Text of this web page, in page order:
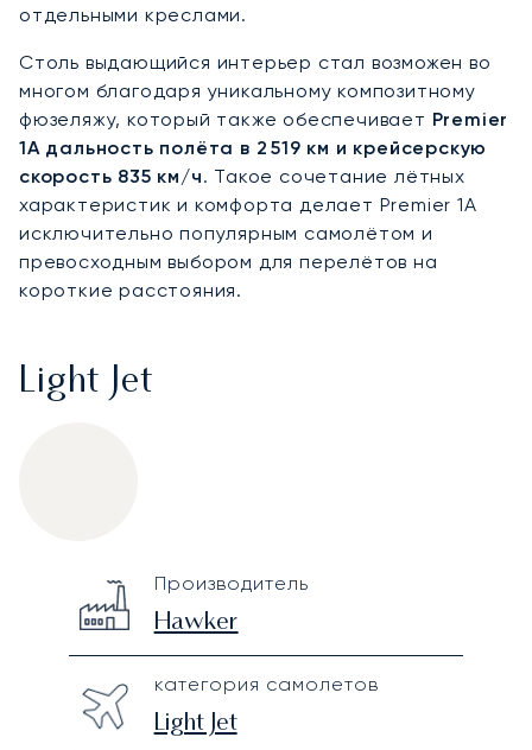
отдельными креслами.
Столь выдающийся интерьер стал возможен во
многом благодаря уникальному композитному
фюзеляжу, который также обеспечивает Premier
1A дальность полёта в 2 519 км и крейсерскую
скорость 835 км/ч. Такое сочетание лётных
характеристик и комфорта делает Premier 1A
исключительно популярным самолётом и
превосходным выбором для перелётов на
короткие расстояния.
Light Jet
Technical specifications
Производитель
Hawker
категория самолетов
Light Jet